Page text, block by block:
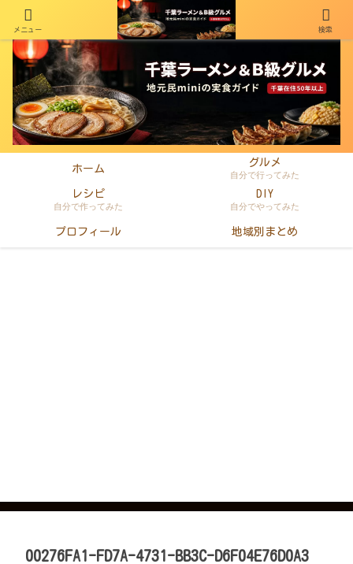
千葉在住50年以上のminiがラーメン・町中華・B級グルメを本音レビュー
ホーム
グルメ
自分で行ってみた
レシピ
自分で作ってみた
DIY
自分でやってみた
プロフィール 地域別まとめ
00276FA1-FD7A-4731-BB3C-D6F04E76D0A3
メニュー 検索